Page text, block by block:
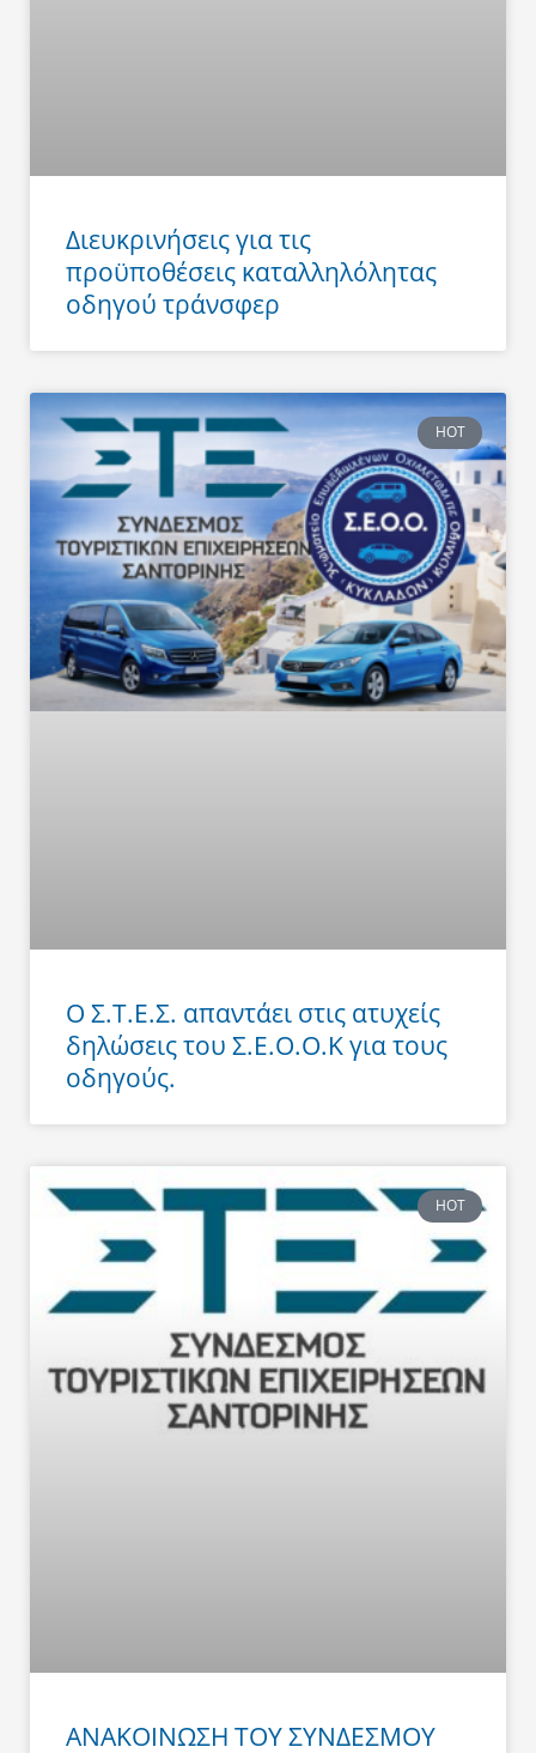
Διευκρινήσεις για τις
προϋποθέσεις καταλληλόλητας
οδηγού τράνσφερ
HOT
Ο Σ.Τ.Ε.Σ. απαντάει στις ατυχείς
δηλώσεις του Σ.Ε.Ο.Ο.Κ για τους
οδηγούς.
HOT
ΑΝΑΚΟΙΝΩΣΗ ΤΟΥ ΣΥΝΔΕΣΜΟΥ